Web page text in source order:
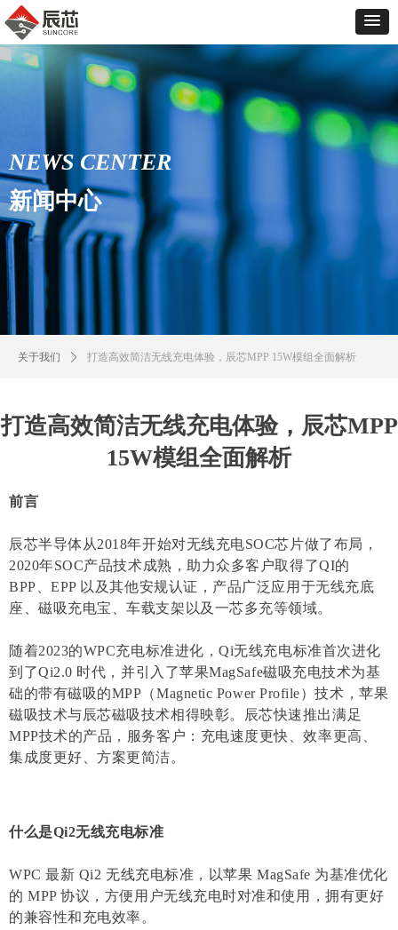
打造高效简洁无线充电体验，辰芯MPP
15W模组全面解析
前言
辰芯半导体从2018年开始对无线充电SOC芯片做了布局，
2020年SOC产品技术成熟，助力众多客户取得了QI的
BPP、EPP 以及其他安规认证，产品广泛应用于无线充底
座、磁吸充电宝、车载支架以及一芯多充等领域。
随着2023的WPC充电标准进化，Qi无线充电标准首次进化
到了Qi2.0 时代，并引入了苹果MagSafe磁吸充电技术为基
础的带有磁吸的MPP（Magnetic Power Profile）技术，苹果
磁吸技术与辰芯磁吸技术相得映彰。辰芯快速推出满足
MPP技术的产品，服务客户：充电速度更快、效率更高、
集成度更好、方案更简洁。
什么是Qi2无线充电标准
WPC 最新 Qi2 无线充电标准，以苹果 MagSafe 为基准优化
的 MPP 协议，方便用户无线充电时对准和使用，拥有更好
的兼容性和充电效率。
关于我们 ꄲ 打造高效简洁无线充电体验，辰芯MPP 15W模组全面解析
NEWS CENTER
新闻中心